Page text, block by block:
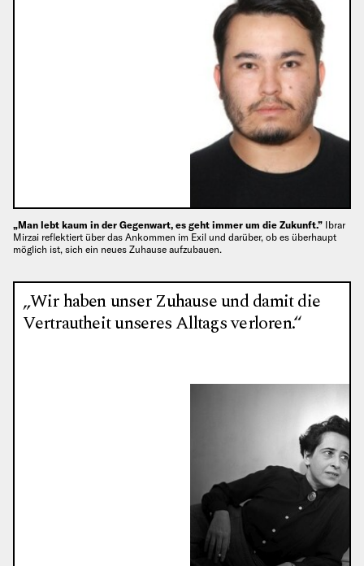
„Man lebt kaum in der Gegenwart, es geht immer um die Zukunft.” Ibrar
Mirzai reflektiert über das Ankommen im Exil und darüber, ob es überhaupt
möglich ist, sich ein neues Zuhause aufzubauen.
„Wir haben unser Zuhause und damit die
Vertrautheit unseres Alltags verloren.“